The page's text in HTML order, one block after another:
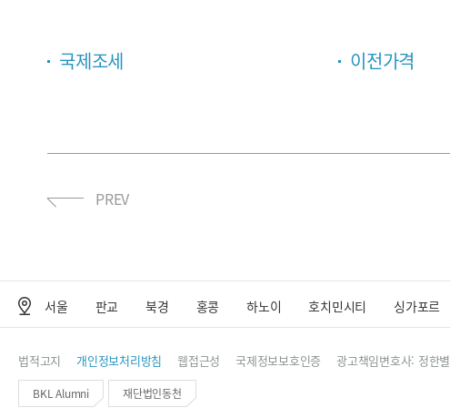
국제조세 이전가격
PREV
서울 판교 북경 홍콩 하노이 호치민시티 싱가포르
법적고지 개인정보처리방침 웹접근성 국제정보보호인증 광고책임변호사: 정한별
BKL Alumni 재단법인동천